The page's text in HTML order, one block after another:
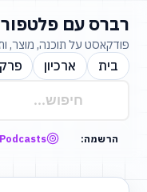
רברס עם
פודקאסט על תוכנה, מוצר,
בית ארכיון
הרשמה: